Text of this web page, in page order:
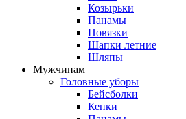
Козырьки
Панамы
Повязки
Шапки летние
Шляпы
Мужчинам
Головные уборы
Бейсболки
Кепки